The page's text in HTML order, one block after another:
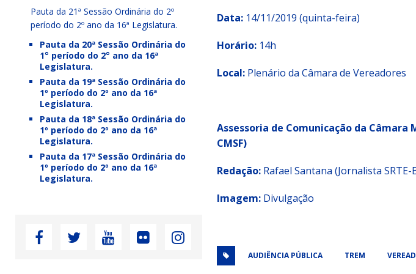
Data:14/11/2019 (quinta-feira)
Horário:14h
Local:Plenário da Câmara de Vereadores
Assessoria de Comunicação da Câmara
CMSF)
Redação:Rafael Santana (Jornalista SRTE-
Imagem: Divulgação
AUDIÊNCIA PÚBLICA TREM
Pauta da 21ª Sessão Ordinária do 2º
período do 2º ano da 16ª Legislatura.
Pauta da 20ª Sessão Ordinária do
1° período do 2° ano da 16ª
Legislatura.
Pauta da 19ª Sessão Ordinária do
1º período do 2º ano da 16ª
Legislatura.
Pauta da 18ª Sessão Ordinária do
1º período do 2º ano da 16ª
Legislatura.
Pauta da 17ª Sessão Ordinária do
1º período do 2º ano da 16ª
Legislatura.